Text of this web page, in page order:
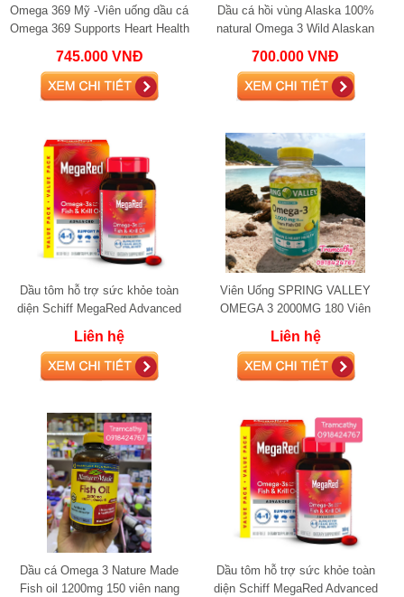
Omega 369 Mỹ -Viên uống dầu cá
Omega 369 Supports Heart Health
745.000 VNĐ
Dầu cá hồi vùng Alaska 100%
natural Omega 3 Wild Alaskan
700.000 VNĐ
Dầu tôm hỗ trợ sức khỏe toàn
diện Schiff MegaRed Advanced
4in1 Omega-3 Fish + Krill Oil
500mg
Liên hệ
Viên Uống SPRING VALLEY
OMEGA 3 2000MG 180 Viên
Liên hệ
Dầu cá Omega 3 Nature Made
Fish oil 1200mg 150 viên nang
Dầu tôm hỗ trợ sức khỏe toàn
diện Schiff MegaRed Advanced